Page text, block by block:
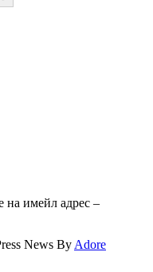
на имейл адрес –
News By Adore